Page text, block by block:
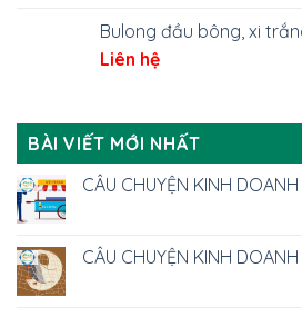
Bulong đầu bông, xi
Liên hệ
BÀI VIẾT MỚI NHẤT
CÂU CHUYỆN KINH
CÂU CHUYỆN KINH